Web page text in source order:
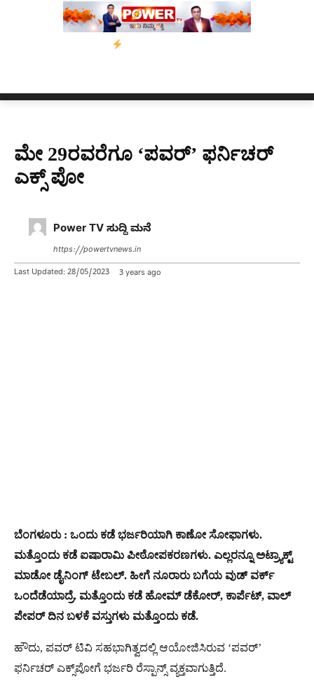
ನ್ಯೂಸ್ ಕಾರ್ಪ್‌ಗೆ ಎಐಯಿಂದ ಸಂಕಷ್ಟ: ಆಸ್ಟ್ರೇಲಿಯಾದಲ್ಲಿ
ಮೇ 29ರವರೆಗೂ ‘ಪವರ್’ ಫರ್ನಿಚರ್
ಎಕ್ಸ್ ಪೋ
Power TV ಸುದ್ದಿ ಮನೆ
https://powertvnews.in
Last Updated: 28/05/2023 3 years ago
ಬೆಂಗಳೂರು : ಒಂದು ಕಡೆ ಭರ್ಜರಿಯಾಗಿ ಕಾಣೋ ಸೋಫಾಗಳು.
ಮತ್ತೊಂದು ಕಡೆ ಐಷಾರಾಮಿ ಪೀಠೋಪಕರಣಗಳು. ಎಲ್ಲರನ್ನೂ ಅಟ್ರ್ಯಾಕ್ಟ್‌
ಮಾಡೋ ಡೈನಿಂಗ್ ಟೇಬಲ್. ಹೀಗೆ ನೂರಾರು ಬಗೆಯ ವುಡ್ ವರ್ಕ್
ಒಂದೆಡೆಯಾದ್ರೆ. ಮತ್ತೊಂದು ಕಡೆ ಹೋಮ್ ಡೆಕೋರ್, ಕಾರ್ಪೆಟ್, ವಾಲ್
ಪೇಪರ್ ದಿನ ಬಳಕೆ ವಸ್ತುಗಳು ಮತ್ತೊಂದು ಕಡೆ.
ಹೌದು, ಪವರ್ ಟಿವಿ ಸಹಭಾಗಿತ್ವದಲ್ಲಿ ಆಯೋಜಿಸಿರುವ ‘ಪವರ್‌’
ಫರ್ನಿಚರ್ ಎಕ್ಸ್​ಪೋಗೆ ಭರ್ಜರಿ ರೆಸ್ಪಾನ್ಸ್ ವ್ಯಕ್ತವಾಗುತ್ತಿದೆ.